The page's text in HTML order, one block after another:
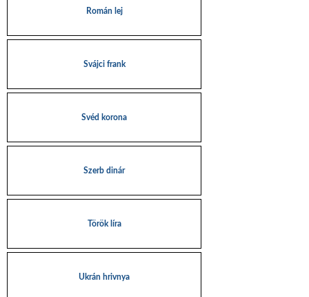
Román lej
Svájci frank
Svéd korona
Szerb dinár
Török líra
Ukrán hrivnya